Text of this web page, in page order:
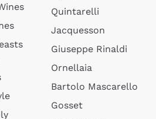
Quintarelli
Jacquesson
Giuseppe Rinaldi
Ornellaia
Bartolo Mascarello
Gosset